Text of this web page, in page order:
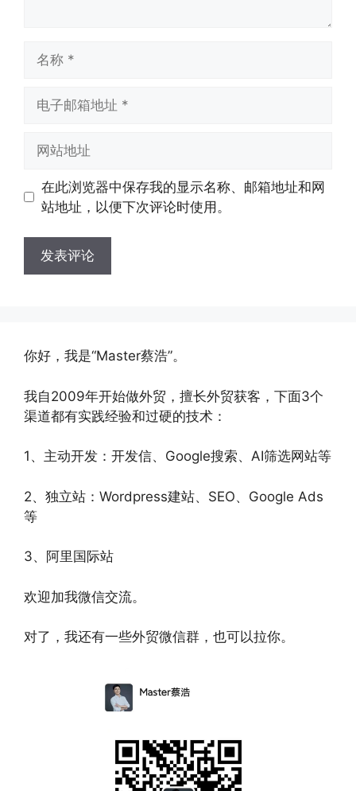
址
址
在此浏览器中保存我的显示名称、邮箱地址和网
站地址，以便下次评论时使用。
你好，我是“Master蔡浩”。
我自2009年开始做外贸，擅长外贸获客，下面3个
渠道都有实践经验和过硬的技术：
1、主动开发：开发信、Google搜索、AI筛选网站等
2、独立站：Wordpress建站、SEO、Google Ads
等
3、阿里国际站
欢迎加我微信交流。
对了，我还有一些外贸微信群，也可以拉你。